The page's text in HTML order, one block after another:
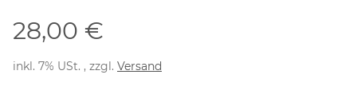
28,00 €
inkl. 7% USt. , zzgl. Versand